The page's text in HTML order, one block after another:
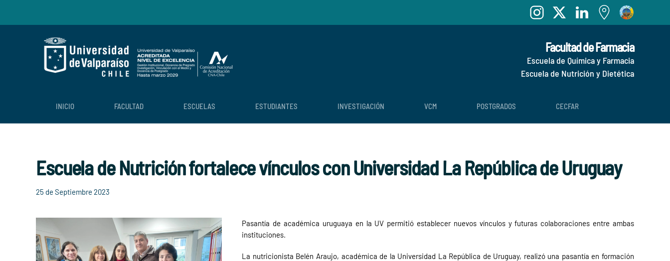
Skip to main content
Facultad de Farmacia
Escuela de Química y Farmacia
Escuela de Nutrición y Dietética
INICIO FACULTAD ESCUELAS ESTUDIANTES INVESTIGACIÓN VCM POSTGRADOS CECFAR
Escuela de Nutrición fortalece vínculos con Universidad La República de Uruguay
25 de Septiembre 2023
Pasantía de académica uruguaya en la UV permitió establecer nuevos vínculos y futuras colaboraciones entre ambas
instituciones.
La nutricionista Belén Araujo, académica de la Universidad La República de Uruguay, realizó una pasantía en formación